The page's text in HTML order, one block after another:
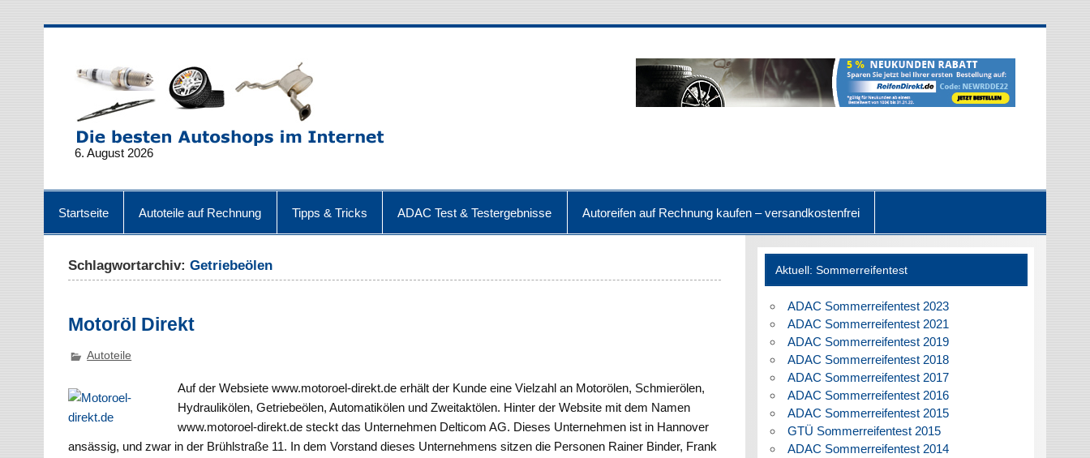
6. August 2026
Startseite Autoteile auf Rechnung Tipps & Tricks ADAC Test & Testergebnisse Autoreifen auf Rechnung kaufen – versandkostenfrei
Schlagwortarchiv:Getriebeölen
Motoröl Direkt
Autoteile
Auf der Websiete www.motoroel-direkt.de erhält der Kunde eine Vielzahl an Motorölen, Schmierölen,
Hydraulikölen, Getriebeölen, Automatikölen und Zweitaktölen. Hinter der Website mit dem Namen
www.motoroel-direkt.de steckt das Unternehmen Delticom AG. Dieses Unternehmen ist in Hannover
ansässig, und zwar in der Brühlstraße 11. In dem Vorstand dieses Unternehmens sitzen die Personen Rainer Binder, Frank
Aktuell: Sommerreifentest
ADAC Sommerreifentest 2023
ADAC Sommerreifentest 2021
ADAC Sommerreifentest 2019
ADAC Sommerreifentest 2018
ADAC Sommerreifentest 2017
ADAC Sommerreifentest 2016
ADAC Sommerreifentest 2015
GTÜ Sommerreifentest 2015
ADAC Sommerreifentest 2014